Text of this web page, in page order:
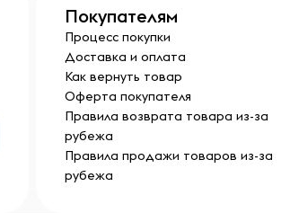
Покупателям
Процесс покупки
Доставка и оплата
Как вернуть товар
Оферта покупателя
Правила возврата товара из-за
рубежа
Правила продажи товаров из-за
рубежа